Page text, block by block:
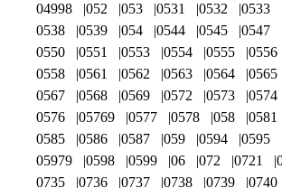
04998
052 053 0531 0532 0533
0538
0539 054 0544 0545 0547
0550
0551 0553 0554 0555 0556
0558
0561 0562 0563 0564 0565
0567
0568 0569 0572 0573 0574
0576
05769 0577 0578 058 0581
0585
0586 0587 059 0594 0595
05979
0598 0599 06 072 0721
0735
0736 0737 0738 0739 0740